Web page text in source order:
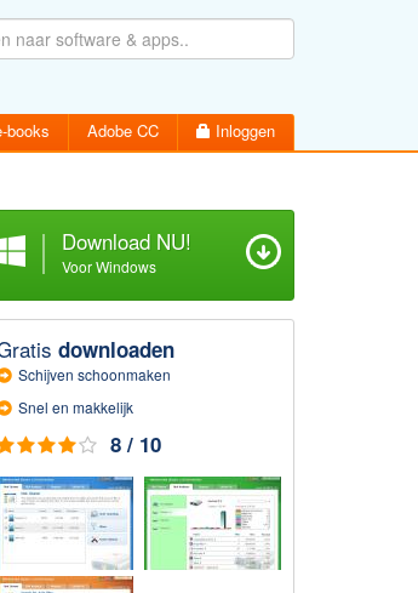
books Adobe CC Inloggen
Download NU!
Voor Windows
downloaden
Schijven schoon­maken
Snel en makkelijk
8 / 10